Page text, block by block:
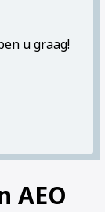
u graag!
AEO